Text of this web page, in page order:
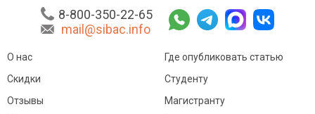
8-800-350-22-65
mail@sibac.info
О нас
Скидки
Отзывы
Где опубликовать статью
Студенту
Магистранту